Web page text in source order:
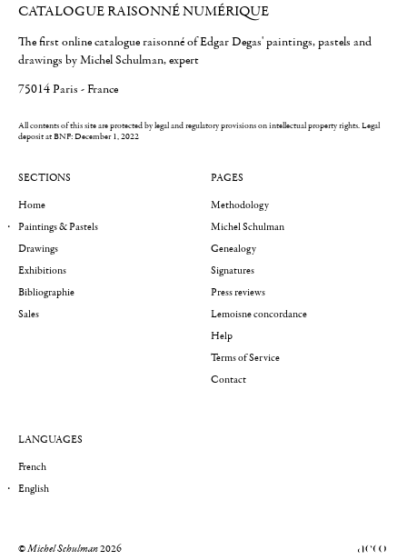
CATALOGUE RAISONNÉ NUMÉRIQUE
The first online catalogue raisonné of Edgar Degas' paintings, pastels and
drawings by Michel Schulman, expert
75014 Paris - France
All contents of this site are protected by legal and regulatory provisions on intellectual property rights.Legal
deposit at BNF: December 1, 2022
SECTIONS
Home
Paintings & Pastels
Drawings
Exhibitions
Bibliographie
Sales
PAGES
Methodology
Michel Schulman
Genealogy
Signatures
Press reviews
Lemoisne concordance
Help
Terms of Service
Contact
LANGUAGES
French
English
©Michel Schulman2026